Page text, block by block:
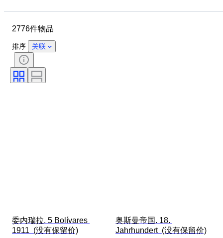
课题
硬币类型
艺术家
2776件物品
排序 关联
委内瑞拉. 5 Bolívares
1911  (没有保留价)
奥斯曼帝国. 18.
Jahrhundert  (没有保留价)